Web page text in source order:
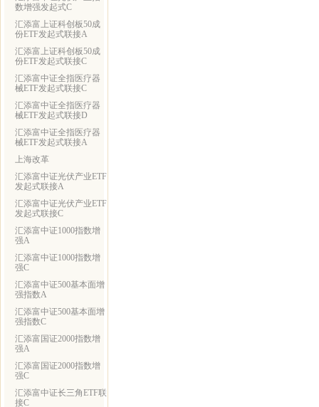
数增强发起式C
汇添富上证科创板50成
份ETF发起式联接A
汇添富上证科创板50成
份ETF发起式联接C
汇添富中证全指医疗器
械ETF发起式联接C
汇添富中证全指医疗器
械ETF发起式联接D
汇添富中证全指医疗器
械ETF发起式联接A
上海改革
汇添富中证光伏产业ETF
发起式联接A
汇添富中证光伏产业ETF
发起式联接C
汇添富中证1000指数增
强A
汇添富中证1000指数增
强C
汇添富中证500基本面增
强指数A
汇添富中证500基本面增
强指数C
汇添富国证2000指数增
强A
汇添富国证2000指数增
强C
汇添富中证长三角ETF联
接C